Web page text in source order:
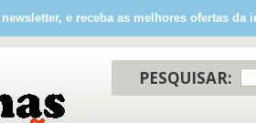
e receba as melhores ofertas da
PESQUISAR: